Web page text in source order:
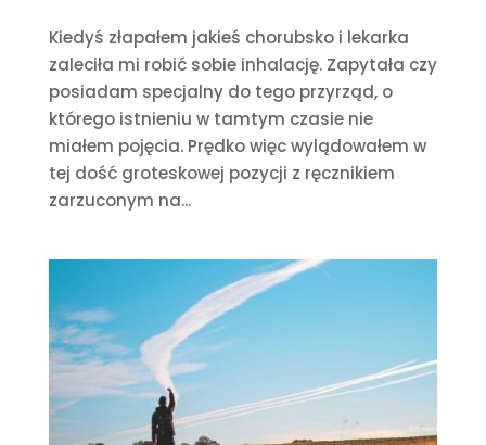
Kiedyś złapałem jakieś chorubsko i lekarka
zaleciła mi robić sobie inhalację. Zapytała czy
posiadam specjalny do tego przyrząd, o
którego istnieniu w tamtym czasie nie
miałem pojęcia. Prędko więc wylądowałem w
tej dość groteskowej pozycji z ręcznikiem
zarzuconym na...